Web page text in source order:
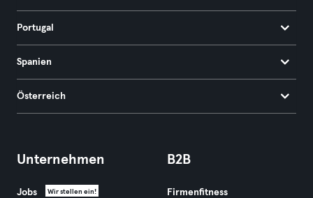
Portugal
Spanien
Österreich
Unternehmen
Jobs Wir stellen ein!
B2B
Firmenfitness